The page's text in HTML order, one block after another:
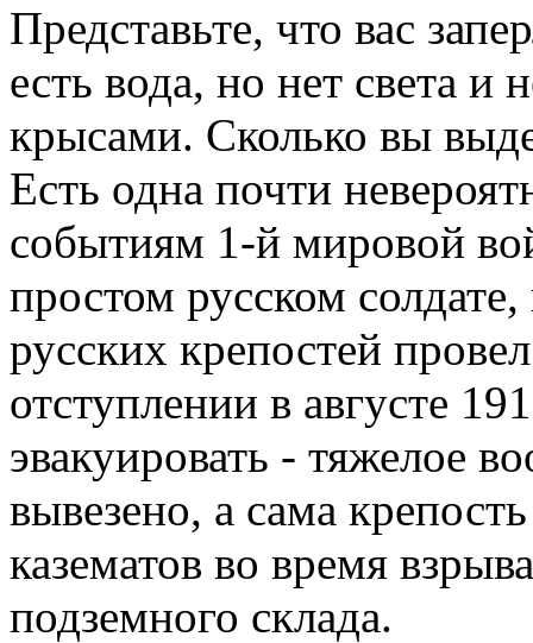
Представьте, что вас
есть вода, но нет света и
крысами. Сколько вы
Есть одна почти
событиям 1-й мировой
простом русском
русских крепостей
отступлении в августе
эвакуировать - тяжелое
вывезено, а сама
казематов во время
подземного склада.